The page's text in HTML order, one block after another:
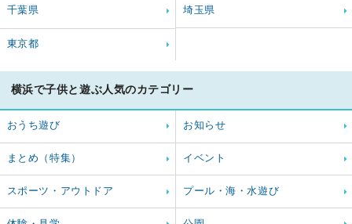
千葉県 埼玉県
東京都
横浜で子供と遊ぶ人気のカテゴリー
おうち遊び お知らせ
まとめ（特集） イベント
スポーツ・アウトドア プール・海・水遊び